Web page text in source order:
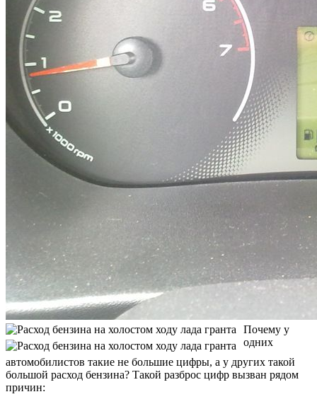
Почему у
одних
автомобилистов такие не большие цифры, а у других такой
большой расход бензина? Такой разброс цифр вызван рядом
причин: